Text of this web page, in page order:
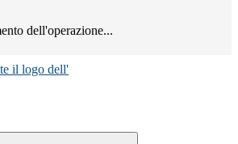
dell'operazione...